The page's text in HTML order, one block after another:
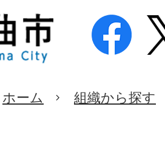
ホーム 組織から探す